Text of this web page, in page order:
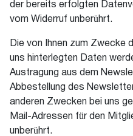
der bereits erfolgten
vom Widerruf unberührt.
Die von Ihnen zum Zwecke
uns hinterlegten Daten
Austragung aus dem
Abbestellung des
anderen Zwecken bei uns
Mail-Adressen für den
unberührt.